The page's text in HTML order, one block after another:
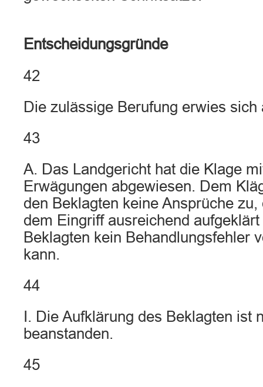
Entscheidungsgründe
42
Die zulässige Berufung erwies sich
43
A. Das Landgericht hat die Klage
Erwägungen abgewiesen. Dem
den Beklagten keine Ansprüche
dem Eingriff ausreichend
Beklagten kein Behandlungsfehler
kann.
44
I. Die Aufklärung des Beklagten ist
beanstanden.
45